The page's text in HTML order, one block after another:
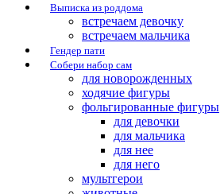
Выписка из роддома
встречаем девочку
встречаем мальчика
Гендер пати
Собери набор сам
для новорожденных
ходячие фигуры
фольгированные фигуры
для девочки
для мальчика
для нее
для него
мультгерои